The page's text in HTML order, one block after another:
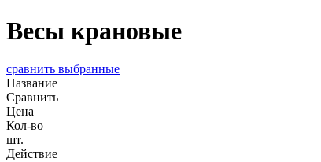
Весы крановые
сравнить выбранные
Название
Сравнить
Цена
Кол-во
шт.
Действие